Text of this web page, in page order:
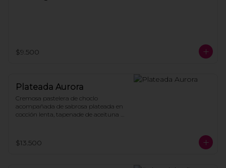
$9.500
Plateada Aurora
Cremosa pastelera de choclo
acompañada de sabrosa plateada en
cocción lenta, tapenade de aceituna
$13.500